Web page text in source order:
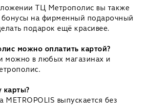
ТЦ Метрополис вы также
бонусы на фирменный подарочный
подарок ещё красивее.
можно оплатить картой?
можно в любых магазинах и
карты?
METROPOLIS выпускается без